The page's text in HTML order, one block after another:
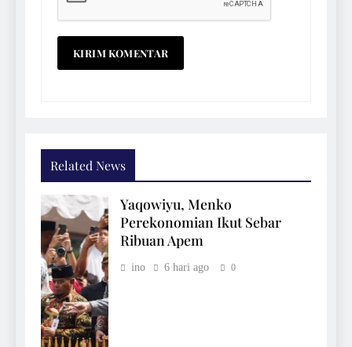
Related News
Yaqowiyu, Menko
Perekonomian Ikut Sebar
Ribuan Apem
ino 6 hari ago 0